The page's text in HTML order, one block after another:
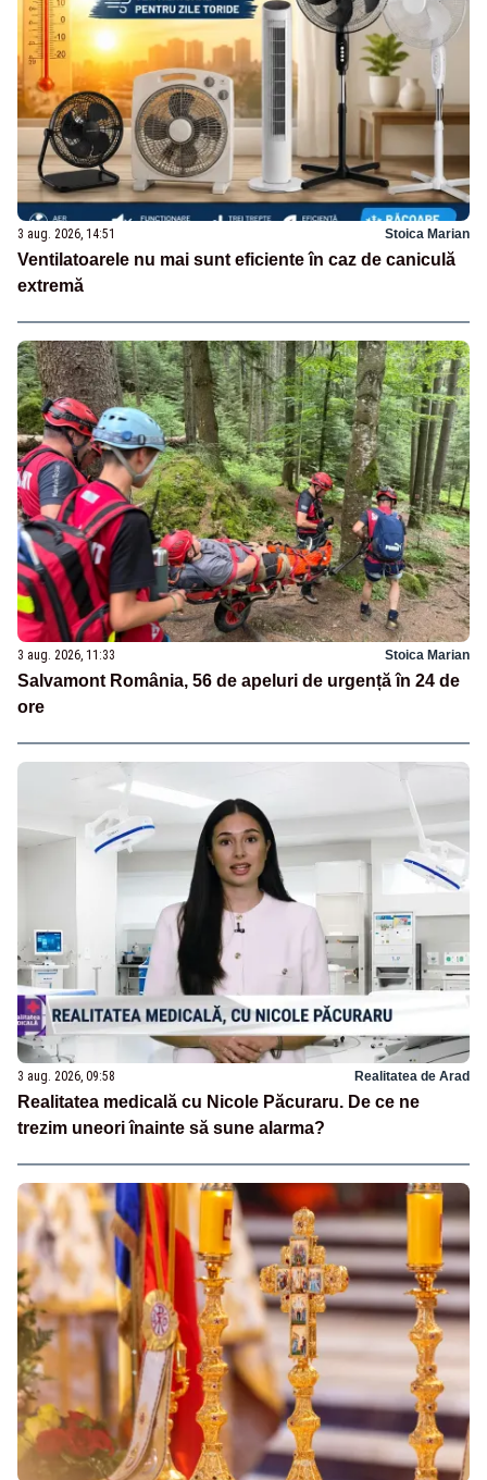
3 aug. 2026, 14:51 Stoica Marian
Ventilatoarele nu mai sunt eficiente în caz de caniculă
extremă
3 aug. 2026, 11:33 Stoica Marian
Salvamont România, 56 de apeluri de urgență în 24 de
ore
3 aug. 2026, 09:58 Realitatea de Arad
Realitatea medicală cu Nicole Păcuraru. De ce ne
trezim uneori înainte să sune alarma?